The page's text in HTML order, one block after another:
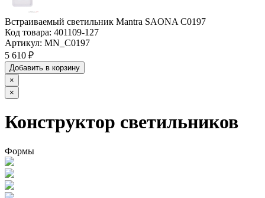
Встраиваемый светильник Mantra SAONA C0197
Код товара: 401109-127
Артикул: MN_C0197
5 610 ₽
Добавить в корзину
×
×
Конструктор светильников
Формы